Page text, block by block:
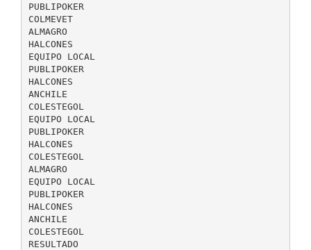
PUBLIPOKER
COLMEVET
ALMAGRO
HALCONES
EQUIPO LOCAL
PUBLIPOKER
HALCONES
ANCHILE
COLESTEGOL
EQUIPO LOCAL
PUBLIPOKER
HALCONES
COLESTEGOL
ALMAGRO
EQUIPO LOCAL
PUBLIPOKER
HALCONES
ANCHILE
COLESTEGOL
RESULTADO